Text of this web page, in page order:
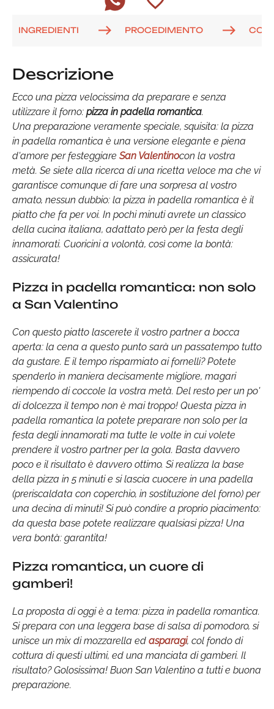
INGREDIENTI PROCEDIMENTO
Descrizione
Ecco una pizza velocissima da preparare e senza
utilizzare il forno: pizza in padella romantica.
Una preparazione veramente speciale, squisita: la pizza
in padella romantica è una versione elegante e piena
d'amore per festeggiare San Valentinocon la vostra
metà. Se siete alla ricerca di una ricetta veloce ma che vi
garantisce comunque di fare una sorpresa al vostro
amato, nessun dubbio: la pizza in padella romantica è il
piatto che fa per voi. In pochi minuti avrete un classico
della cucina italiana, adattato però per la festa degli
innamorati. Cuoricini a volontà, così come la bontà:
assicurata!
Pizza in padella romantica: non solo
a San Valentino
Con questo piatto lascerete il vostro partner a bocca
aperta: la cena a questo punto sarà un passatempo tutto
da gustare. E il tempo risparmiato ai fornelli? Potete
spenderlo in maniera decisamente migliore, magari
riempendo di coccole la vostra metà. Del resto per un po'
di dolcezza il tempo non è mai troppo! Questa pizza in
padella romantica la potete preparare non solo per la
festa degli innamorati ma tutte le volte in cui volete
prendere il vostro partner per la gola. Basta davvero
poco e il risultato è davvero ottimo. Si realizza la base
della pizza in 5 minuti e si lascia cuocere in una padella
(preriscaldata con coperchio, in sostituzione del forno) per
una decina di minuti! Si può condire a proprio piacimento:
da questa base potete realizzare qualsiasi pizza! Una
vera bontà: garantita!
Pizza romantica, un cuore di
gamberi!
La proposta di oggi è a tema: pizza in padella romantica.
Si prepara con una leggera base di salsa di pomodoro, si
unisce un mix di mozzarella ed asparagi, col fondo di
cottura di questi ultimi, ed una manciata di gamberi. Il
risultato? Golosissima! Buon San Valentino a tutti e buona
preparazione.